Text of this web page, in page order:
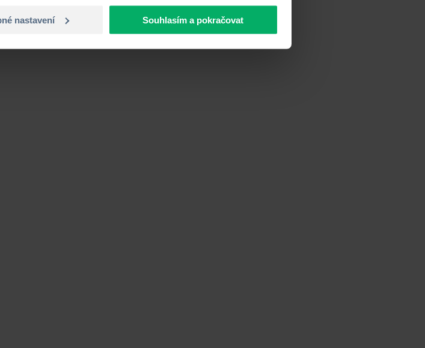
nastavení Souhlasím a pokračovat